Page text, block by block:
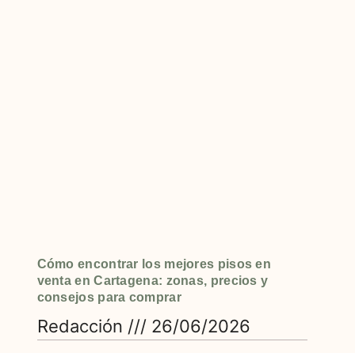
Cómo encontrar los mejores pisos en
venta en Cartagena: zonas, precios y
consejos para comprar
Redacción 26/06/2026